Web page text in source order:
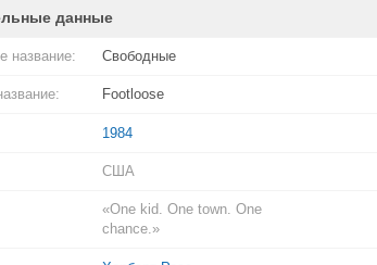
данные
название: Свободные
Footloose
1984
США
«One kid. One town. One
chance.»